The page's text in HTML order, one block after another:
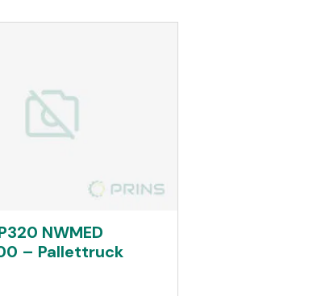
NWMED
– Pallettruck